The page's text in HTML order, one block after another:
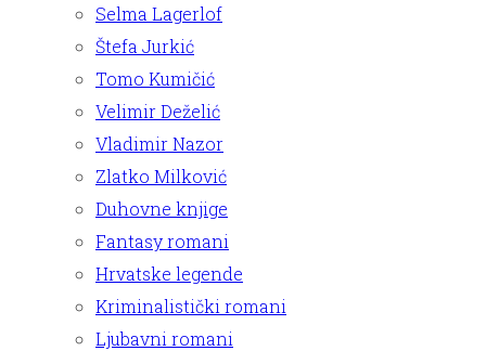
Selma Lagerlof
Štefa Jurkić
Tomo Kumičić
Velimir Deželić
Vladimir Nazor
Zlatko Milković
Duhovne knjige
Fantasy romani
Hrvatske legende
Kriminalistički romani
Ljubavni romani